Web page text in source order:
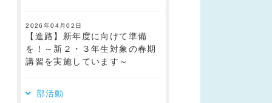
2026年04月02日
【進路】新年度に向けて準備
を！～新２・３年生対象の春期
講習を実施しています～
部活動